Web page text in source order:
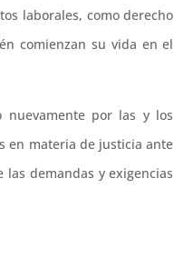
laborales, como derecho
comienzan su vida en el
nuevamente por las y los
en materia de justicia ante
demandas y exigencias